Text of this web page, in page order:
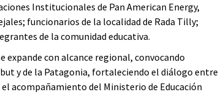
Institucionales de Pan American Energy,
funcionarios de la localidad de Rada Tilly;
de la comunidad educativa.
expande con alcance regional, convocando
y de la Patagonia, fortaleciendo el diálogo entre
acompañamiento del Ministerio de Educación